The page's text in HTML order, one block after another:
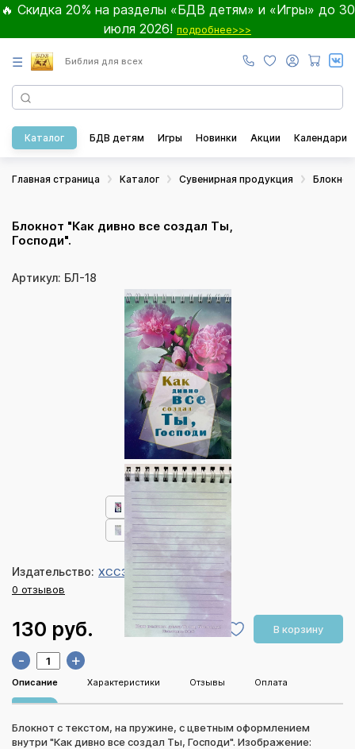
🔥 Скидка 20% на разделы «БДВ детям» и «Игры» до 30
июля 2026! подробнее>>>
☰ Библия для всех
Каталог БДВ детям Игры Новинки Акции Календари
Главная страница Каталог Сувенирная продукция
Блокнот "Как дивно все создал Ты,
Господи".
Артикул: БЛ-18
Издательство: ХССЗ Заокский
0 отзывов
130 руб. В корзину
- +
Описание Характеристики Отзывы Оплата
Блокнот с текстом, на пружине, с цветным оформлением
внутри "Как дивно все создал Ты, Господи". Изображение: